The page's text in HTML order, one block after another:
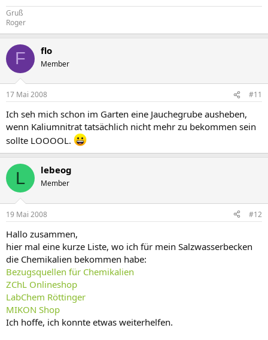
Gruß
Roger
F flo
Member
17 Mai 2008 #11
Ich seh mich schon im Garten eine Jauchegrube ausheben,
wenn Kaliumnitrat tatsächlich nicht mehr zu bekommen sein
sollte LOOOOL.
L lebeog
Member
19 Mai 2008 #12
Hallo zusammen,
hier mal eine kurze Liste, wo ich für mein Salzwasserbecken
die Chemikalien bekommen habe:
Bezugsquellen für Chemikalien
ZChL Onlineshop
LabChem Röttinger
MIKON Shop
Ich hoffe, ich konnte etwas weiterhelfen.